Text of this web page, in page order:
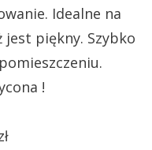
Idealne na
jest piękny. Szybko
!